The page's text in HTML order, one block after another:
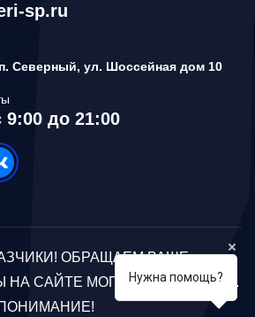
sp.ru
п. Северный, ул. Шоссейная дом 10
до 21:00
ОБРАЩАЕМ ВАШЕ
НА САЙТЕ МОГУТ ОТЛИЧАТЬСЯ.
Нужна помощь?